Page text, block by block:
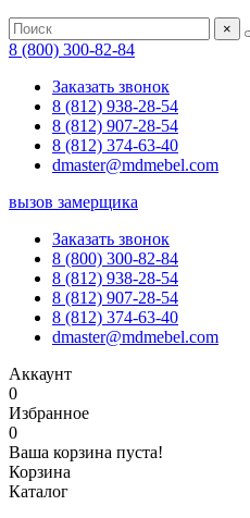
×
8 (800) 300-82-84
Заказать звонок
8 (812) 938-28-54
8 (812) 907-28-54
8 (812) 374-63-40
dmaster@mdmebel.com
вызов замерщика
Заказать звонок
8 (800) 300-82-84
8 (812) 938-28-54
8 (812) 907-28-54
8 (812) 374-63-40
dmaster@mdmebel.com
Аккаунт
0
Избранное
0
Ваша корзина пуста!
Корзина
Каталог